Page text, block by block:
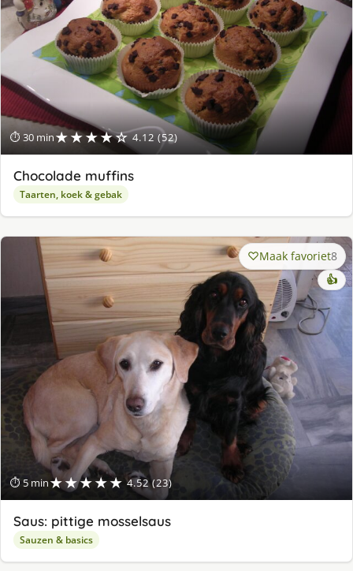
⏱ 30 min★★★★☆ 4.12 (52)
Chocolade muffins
Taarten, koek & gebak
⏱ 5 min★★★★★ 4.52 (23)
Maak favoriet8
👍
Saus: pittige mosselsaus
Sauzen & basics